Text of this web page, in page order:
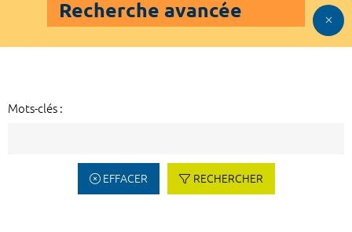
Recherche avancée
Mots-clés :
EFFACER RECHERCHER